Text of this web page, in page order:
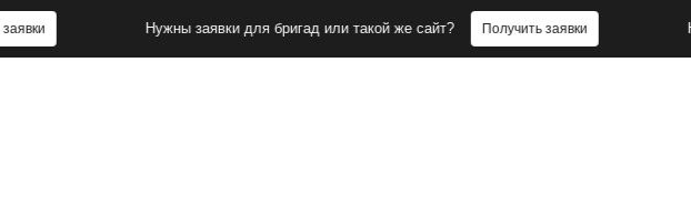
Нужны заявки для бригад или такой же сайт? Получить заявки Нужны